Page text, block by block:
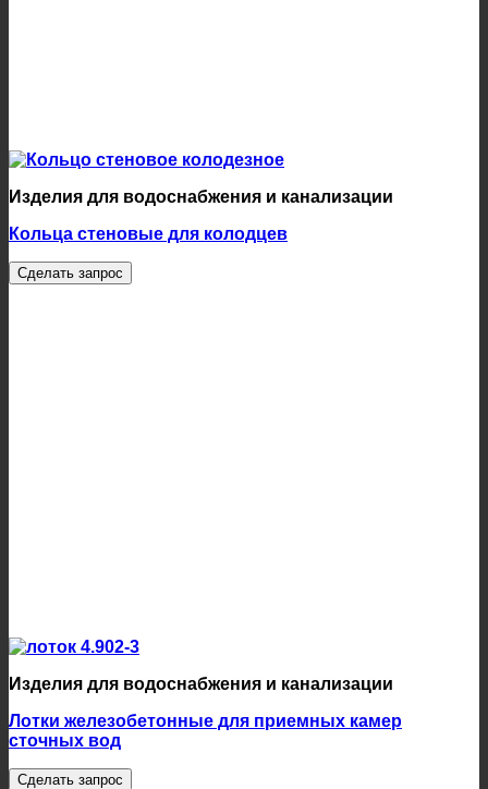
Изделия для водоснабжения и канализации
Кольца стеновые для колодцев
Сделать запрос
Изделия для водоснабжения и канализации
Лотки железобетонные для приемных камер
сточных вод
Сделать запрос